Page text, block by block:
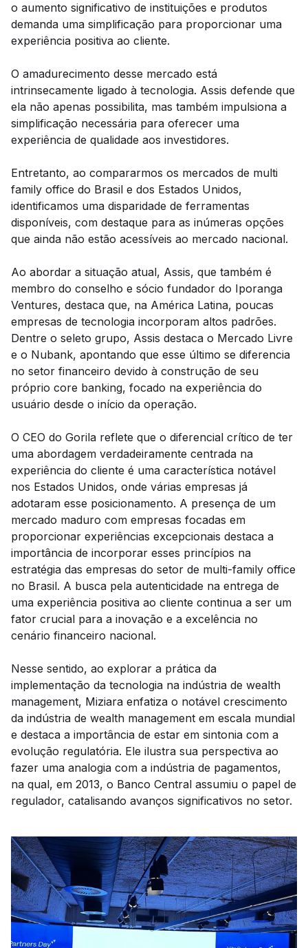
o aumento significativo de instituições e produtos
demanda uma simplificação para proporcionar uma
experiência positiva ao cliente.
O amadurecimento desse mercado está
intrinsecamente ligado à tecnologia. Assis defende que
ela não apenas possibilita, mas também impulsiona a
simplificação necessária para oferecer uma
experiência de qualidade aos investidores.
Entretanto, ao compararmos os mercados de multi
family office do Brasil e dos Estados Unidos,
identificamos uma disparidade de ferramentas
disponíveis, com destaque para as inúmeras opções
que ainda não estão acessíveis ao mercado nacional.
Ao abordar a situação atual, Assis, que também é
membro do conselho e sócio fundador do Iporanga
Ventures, destaca que, na América Latina, poucas
empresas de tecnologia incorporam altos padrões.
Dentre o seleto grupo, Assis destaca o Mercado Livre
e o Nubank, apontando que esse último se diferencia
no setor financeiro devido à construção de seu
próprio core banking, focado na experiência do
usuário desde o início da operação.
O CEO do Gorila reflete que o diferencial crítico de ter
uma abordagem verdadeiramente centrada na
experiência do cliente é uma característica notável
nos Estados Unidos, onde várias empresas já
adotaram esse posicionamento. A presença de um
mercado maduro com empresas focadas em
proporcionar experiências excepcionais destaca a
importância de incorporar esses princípios na
estratégia das empresas do setor de multi-family office
no Brasil. A busca pela autenticidade na entrega de
uma experiência positiva ao cliente continua a ser um
fator crucial para a inovação e a excelência no
cenário financeiro nacional.
Nesse sentido, ao explorar a prática da
implementação da tecnologia na indústria de wealth
management, Miziara enfatiza o notável crescimento
da indústria de wealth management em escala mundial
e destaca a importância de estar em sintonia com a
evolução regulatória. Ele ilustra sua perspectiva ao
fazer uma analogia com a indústria de pagamentos,
na qual, em 2013, o Banco Central assumiu o papel de
regulador, catalisando avanços significativos no setor.